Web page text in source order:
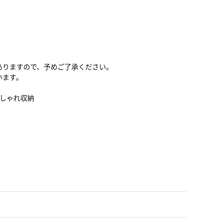
ますので、予めご了承ください。
す。
ゃれ収納